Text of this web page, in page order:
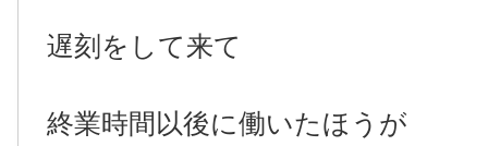
遅刻をして来て
終業時間以後に働いたほうが